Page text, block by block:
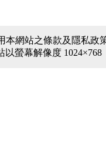
網站之條款及隱私政
幕解像度 1024×768